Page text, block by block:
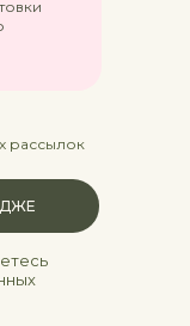
рассылок